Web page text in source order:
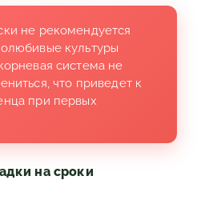
не рекомендуется
культуры
система не
что приведет к
при первых
на сроки